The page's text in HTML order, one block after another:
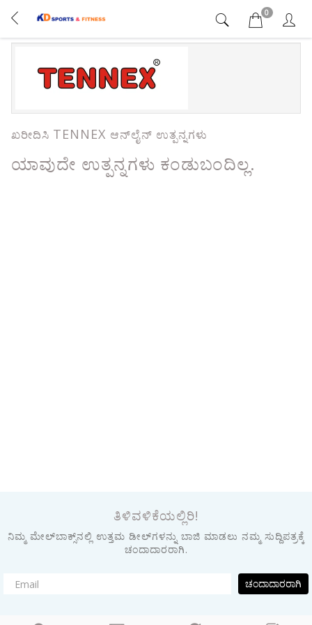
0
ಖರೀದಿಸಿ TENNEX ಆನ್‌ಲೈನ್ ಉತ್ಪನ್ನಗಳು
ಯಾವುದೇ ಉತ್ಪನ್ನಗಳು ಕಂಡುಬಂದಿಲ್ಲ.
ತಿಳಿವಳಿಕೆಯಲ್ಲಿರಿ!
ನಿಮ್ಮ ಮೇಲ್‌ಬಾಕ್ಸ್‌ನಲ್ಲಿ ಉತ್ತಮ ಡೀಲ್‌ಗಳನ್ನು ಬಾಜಿ ಮಾಡಲು ನಮ್ಮ ಸುದ್ದಿಪತ್ರಕ್ಕೆ
ಚಂದಾದಾರರಾಗಿ.
ಚಂದಾದಾರರಾಗಿ